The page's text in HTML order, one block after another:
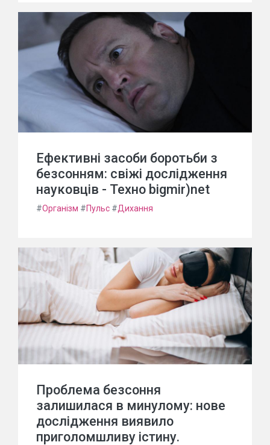
Ефективні засоби боротьби з
безсонням: свіжі дослідження
науковців - Техно bigmir)net
#Організм #Пульс #Дихання
Проблема безсоння
залишилася в минулому: нове
дослідження виявило
приголомшливу істину.